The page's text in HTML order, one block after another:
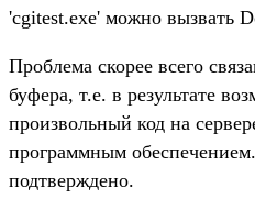
'cgitest.exe' можно вызвать
Проблема скорее всего
буфера, т.е. в результате
произвольный код на
программным
подтверждено.